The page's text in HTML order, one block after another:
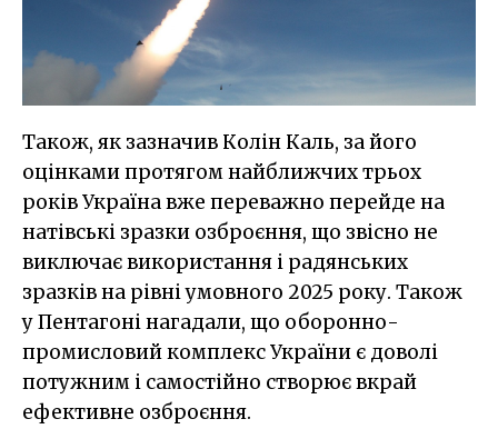
Також, як зазначив Колін Каль, за його
оцінками протягом найближчих трьох
років Україна вже переважно перейде на
натівські зразки озброєння, що звісно не
виключає використання і радянських
зразків на рівні умовного 2025 року. Також
у Пентагоні нагадали, що оборонно-
промисловий комплекс України є доволі
потужним і самостійно створює вкрай
ефективне озброєння.